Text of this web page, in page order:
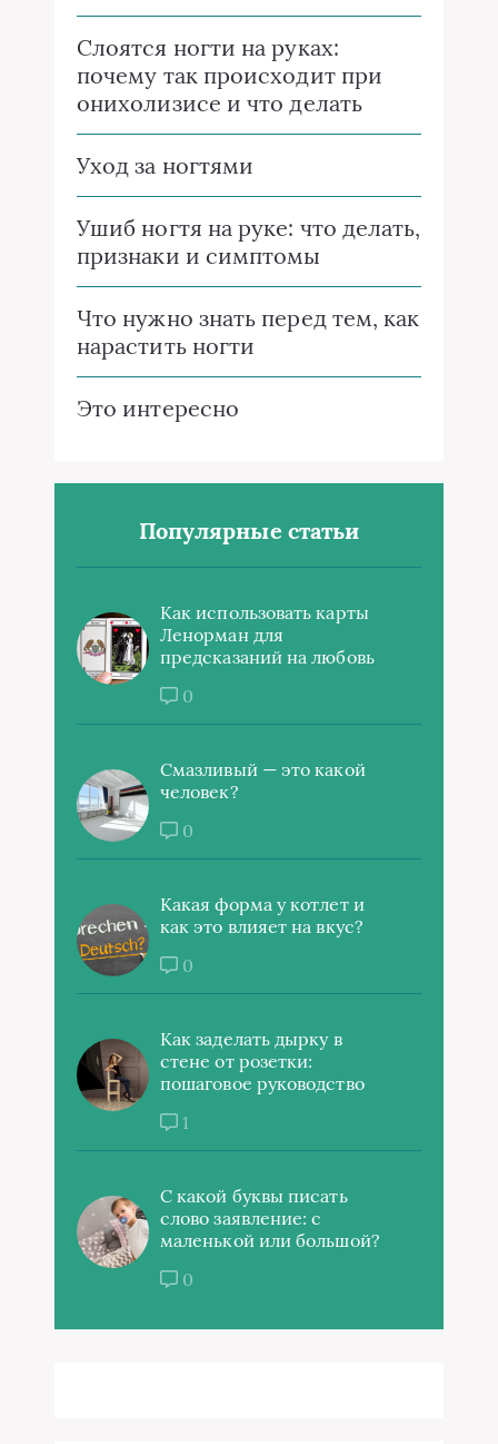
Слоятся ногти на руках:
почему так происходит при
онихолизисе и что делать
Уход за ногтями
Ушиб ногтя на руке: что делать,
признаки и симптомы
Что нужно знать перед тем, как
нарастить ногти
Это интересно
Популярные статьи
Как использовать карты
Ленорман для
предсказаний на любовь
0
Смазливый — это какой
человек?
0
Какая форма у котлет и
как это влияет на вкус?
0
Как заделать дырку в
стене от розетки:
пошаговое руководство
1
С какой буквы писать
слово заявление: с
маленькой или большой?
0